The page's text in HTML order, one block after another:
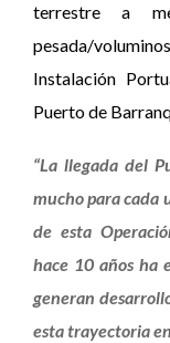
terrestre a
pesada/
Instalación
Puerto de
“La llegada del
mucho para cada
de esta
hace 10 años ha
generan
esta trayectoria